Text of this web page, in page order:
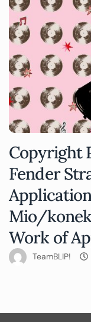
Copyright
Fender
Mio/
Work of
TeamBLIP!